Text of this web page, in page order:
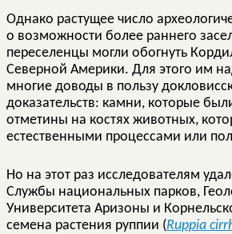
Однако растущее число
о возможности более раннего
переселенцы могли обогнуть
Северной Америки. Для этого им
многие доводы в пользу
доказательств: камни, которые
отметины на костях животных,
естественными процессами или
Но на этот раз исследователям
Службы национальных парков,
Университета Аризоны и
семена растения руппии (Ruppia